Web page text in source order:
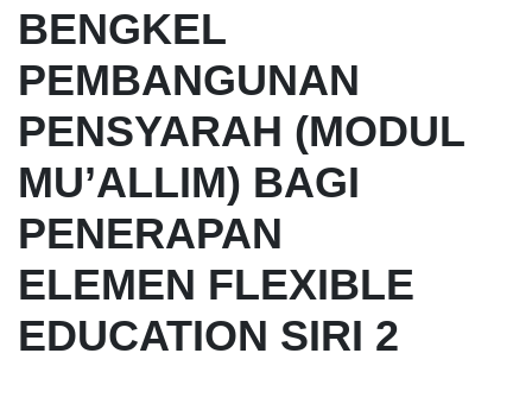
BENGKEL
PEMBANGUNAN
PENSYARAH (MODUL
MU’ALLIM) BAGI
PENERAPAN
ELEMEN FLEXIBLE
EDUCATION SIRI 2